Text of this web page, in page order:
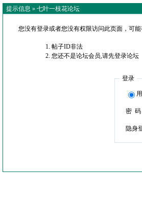
提示信息 » 七叶一枝花论坛
您没有登录或者您没有权限访问此页面，可
帖子ID非法
您还不是论坛会员,请先登录论坛
登录
密 码
隐身